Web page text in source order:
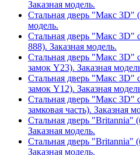
Заказная модель.
Стальная дверь "Макс 3D"
модель.
Стальная дверь "Макс 3D"
888). Заказная модель.
Стальная дверь "Макс 3D"
замок Y23). Заказная
Стальная дверь "Макс 3D"
замок Y12). Заказная
Стальная дверь "Макс 3D"
замковая часть). Заказная
Стальная дверь "Britannia"
Заказная модель.
Стальная дверь "Britannia"
Заказная модель.